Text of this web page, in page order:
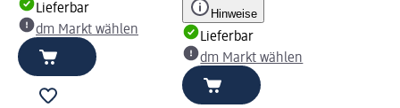
Lieferbar
dm Markt wählen
Hinweise
Lieferbar
dm Markt wählen